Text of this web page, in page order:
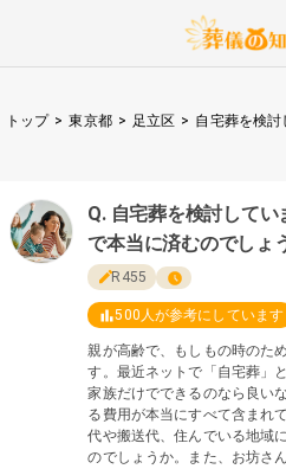
トップ > 東京都 > 足立区 > 自宅葬を検
自宅葬を検討して
で本当に済むのでしょ
R455
500 人が参考にしています
親が高齢で、もしもの時のた
す。最近ネットで「自宅葬」
家族だけでできるのなら良い
る費用が本当にすべて含まれ
代や搬送代、住んでいる地域
のでしょうか。また、お坊さ